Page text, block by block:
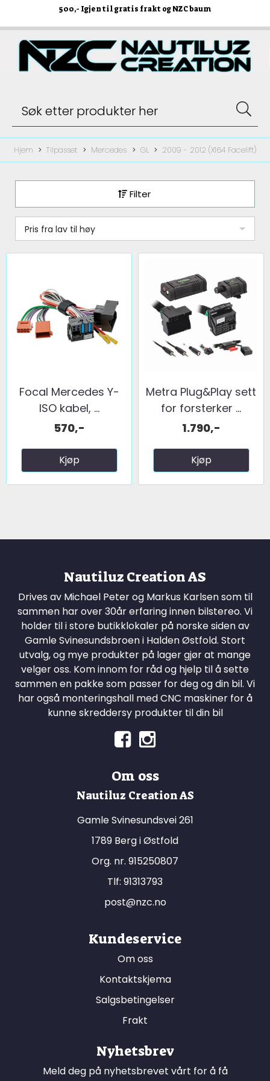
500,- Igjen til gratis frakt og NZC baum
Hjem Tilpasset Mercedes GL 2009 - 2012 (X164 Facelift)
Filter
Pris fra lav til høy
Focal Mercedes Y-
ISO kabel, ...
570,-
Kjøp
Metra Plug&Play sett
for forsterker ...
1.790,-
Kjøp
Nautiluz Creation AS
Drives av Michael Peter og Markus Karlsen som til
sammen har over 30år erfaring innen bilstereo. Vi
holder til i store butikklokaler på norske siden av
Gamle Svinesundsbroen i Halden Østfold. Stort
utvalg, og mye produkter på lager gjør at mange
velger oss. Kom innom for råd og hjelp til å sette
sammen en pakke som passer for deg og din bil. Vi
har også monteringshall med CNC maskiner for å
kunne skreddersy produkter til din bil
Om oss
Nautiluz Creation AS
Gamle Svinesundsvei 261
1789 Berg i Østfold
Org. nr. 915250807
Tlf: 91313793
post@nzc.no
Kundeservice
Om oss
Kontaktskjema
Salgsbetingelser
Frakt
Nyhetsbrev
Meld deg på nyhetsbrevet vårt for å få